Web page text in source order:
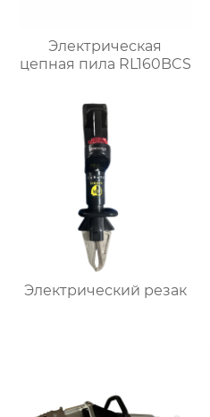
Электрическая
цепная пила RL160BCS
Электрический резак